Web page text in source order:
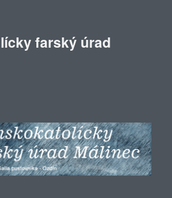
farský úrad